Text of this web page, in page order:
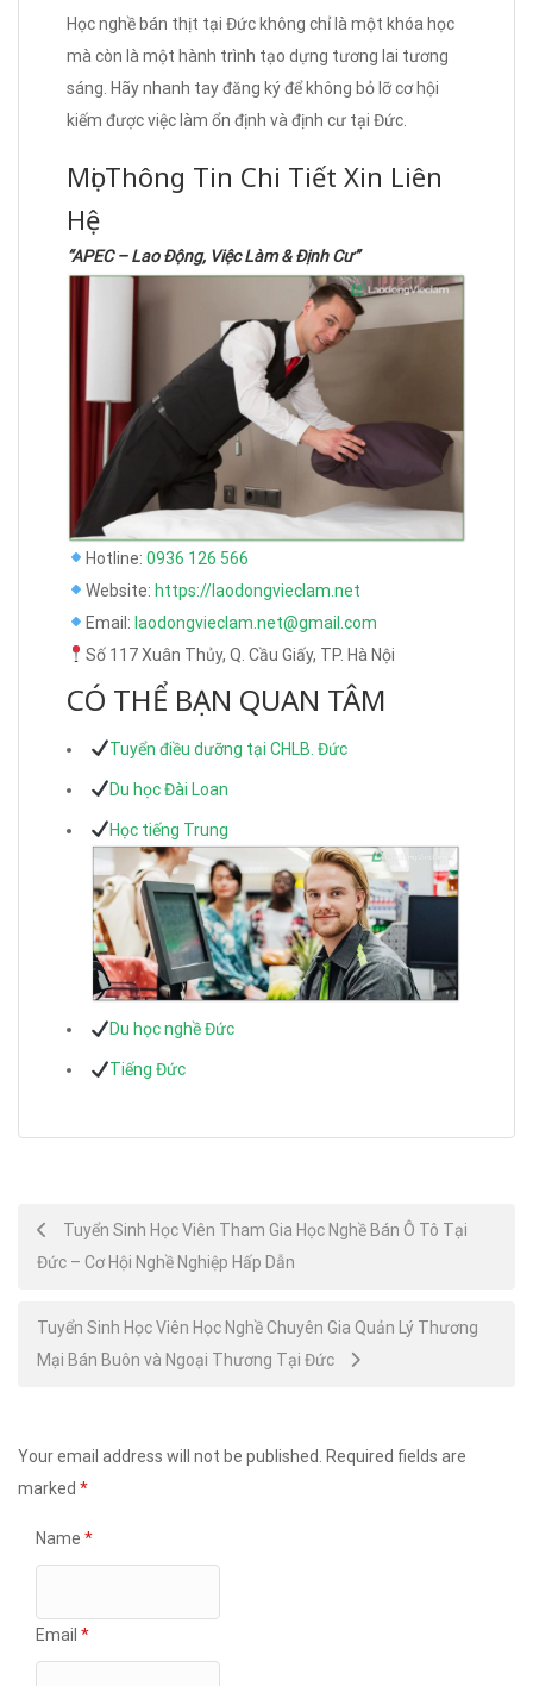
Học nghề bán thịt tại Đức không chỉ là một khóa học
mà còn là một hành trình tạo dựng tương lai tương
sáng. Hãy nhanh tay đăng ký để không bỏ lỡ cơ hội
kiếm được việc làm ổn định và định cư tại Đức.
Mọi Thông Tin Chi Tiết Xin Liên
Hệ
“APEC – Lao Động, Việc Làm & Định Cư”
Hotline: 0936 126 566
Website: https://laodongvieclam.net
Email: laodongvieclam.net@gmail.com
Số 117 Xuân Thủy, Q. Cầu Giấy, TP. Hà Nội
CÓ THỂ BẠN QUAN TÂM
Tuyển điều dưỡng tại CHLB. Đức
Du học Đài Loan
Học tiếng Trung
Du học nghề Đức
Tiếng Đức
Post
navigation
Tuyển Sinh Học Viên Tham Gia Học Nghề Bán Ô Tô Tại
Đức – Cơ Hội Nghề Nghiệp Hấp Dẫn
Tuyển Sinh Học Viên Học Nghề Chuyên Gia Quản Lý Thương
Mại Bán Buôn và Ngoại Thương Tại Đức
Your email address will not be published.
Required fields are
marked *
Name *
Email *